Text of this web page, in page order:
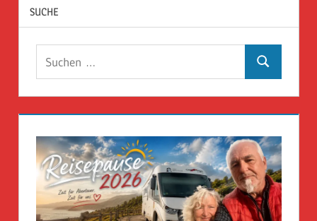
SUCHE
Suchen